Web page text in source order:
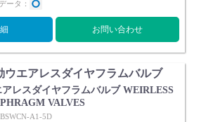
ータ：
お問い合わせ
ウエアレスダイヤフラムバルブ
アレスダイヤフラムバルブ WEIRLESS
VALVES
A1-5D